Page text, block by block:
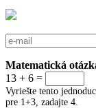
E-mail
Matematická
13 + 6 =
Vyriešte tento
pre 1+3, zadajte 4.